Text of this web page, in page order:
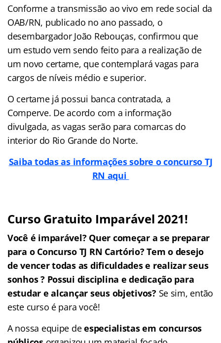
Conforme a transmissão ao vivo em rede social da
OAB/RN, publicado no ano passado, o
desembargador João Rebouças, confirmou que
um estudo vem sendo feito para a realização de
um novo certame, que contemplará vagas para
cargos de níveis médio e superior.
O certame já possui banca contratada, a
Comperve. De acordo com a informação
divulgada, as vagas serão para comarcas do
interior do Rio Grande do Norte.
Saiba todas as informações sobre o concurso TJ
RN aqui
Curso Gratuito Imparável 2021!
Você é imparável? Quer começar a se preparar
para o Concurso TJ RN Cartório? Tem o desejo
de vencer todas as dificuldades e realizar seus
sonhos ? Possui disciplina e dedicação para
estudar e alcançar seus objetivos?Se sim, então
este curso é para você!
A nossa equipe deespecialistas em concursos